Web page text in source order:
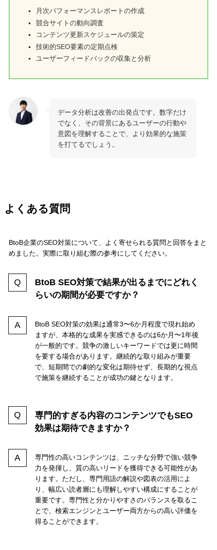
月次パフォーマンスレポートの作成
競合サイトの動向調査
コンテンツ更新スケジュールの策定
技術的SEO要素の定期点検
ユーザーフィードバックの収集と分析
データ分析は改善の出発点です。数字だけ
でなく、その背景にあるユーザーの行動や
意図を理解することで、より効果的な施策
を打てるでしょう。
よくある質問
BtoB企業のSEO対策について、よく寄せられる質問と回答をまと
めました。実際に取り組む際の参考にしてください。
BtoB SEO対策で結果が出るまでにどれく
らいの期間が必要ですか？
BtoB SEO対策の効果は通常3〜6か月程度で現れ始め
ますが、本格的な成果を実感できるのは6か月〜1年後
が一般的です。競争の激しいキーワードでは更に時間
を要する場合があります。継続的な取り組みが重要
で、短期間での劇的な変化は期待せず、長期的な視点
で施策を継続することが成功の鍵となります。
専門的すぎる内容のコンテンツでもSEO
効果は期待できますか？
専門性の高いコンテンツは、ニッチな分野で強い競争
力を発揮し、質の高いリードを獲得できる可能性があ
ります。ただし、専門用語の解説や図表の活用によ
り、幅広い読者層にも理解しやすい構成にすることが
重要です。専門性と分かりやすさのバランスを取るこ
とで、検索エンジンとユーザー両方からの高い評価を
得ることができます。